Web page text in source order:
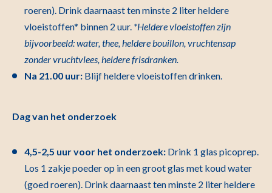
roeren). Drink daarnaast ten minste 2 liter heldere
vloeistoffen* binnen 2 uur. *Heldere vloeistoffen zijn
bijvoorbeeld: water, thee, heldere bouillon, vruchtensap
zonder vruchtvlees, heldere frisdranken.
Na 21.00 uur: Blijf heldere vloeistoffen drinken.
Dag van het onderzoek
4,5-2,5 uur voor het onderzoek: Drink 1 glas picoprep.
Los 1 zakje poeder op in een groot glas met koud water
(goed roeren). Drink daarnaast ten minste 2 liter heldere